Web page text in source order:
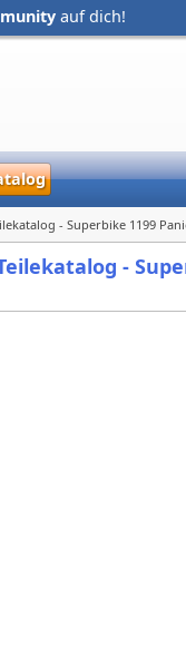
auf dich!
- Superbike 1199
-